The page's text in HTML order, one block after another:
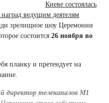
Киеве состоялась
ведущим деятелям
зрелищное шоу Церемонии
состоится 26 ноября во
планку и претендует на
директор телеканалов М1